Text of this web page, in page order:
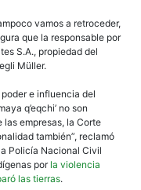
vamos a retroceder,
que la responsable por
S.A., propiedad del
Müller.
e influencia del
q’eqchi’ no son
las empresas, la Corte
también”, reclamó
Policía Nacional Civil
por la violencia
las tierras.